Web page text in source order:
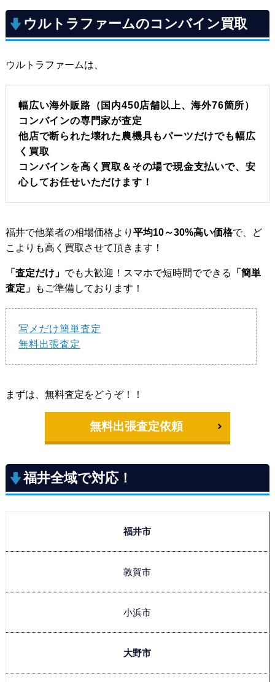
ウルトラファームのコンバイン買取
ウルトラファームは、
幅広い海外販路（国内450店舗以上、海外76箇所）
コンバインの専門家が査定
他店で断られた壊れた農機具もパーツだけでも幅広
く買取
コンバインを高く買取＆その場で現金支払いで、安
心してお任せいただけます！
福井で他業者の相場価格より 平均10～30%高い価格で、ど
こよりも高く買取させて頂きます！
「査定だけ」 でも大歓迎！スマホで短時間でできる
「簡単
査定」
もご準備しております！
写メだけ簡単査定
無料出張査定
まずは、無料査定をどうぞ！！
無料出張査定依頼
福井全域で対応！
福井市
敦賀市
小浜市
大野市